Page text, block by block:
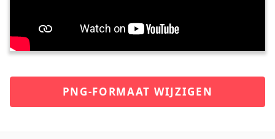
PNG-FORMAAT WIJZIGEN